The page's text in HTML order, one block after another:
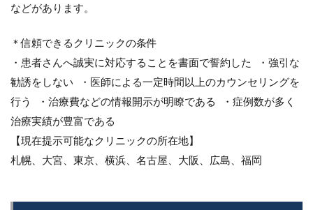
などがあります。
＊信頼できるクリニックの条件
・患者さんへ誠実に対応することを書面で誓約した ・強引な
勧誘をしない ・医師による一定時間以上のカウンセリングを
行う ・治療費などの情報開示が明瞭である ・症例数が多く
治療実績が豊富である
【現在提示可能なクリニックの所在地】
札幌、大宮、東京、横浜、名古屋、大阪、広島、福岡